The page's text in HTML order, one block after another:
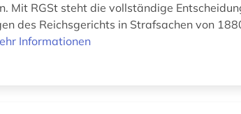
Mit RGSt steht die vollständige
des Reichsgerichts in Strafsachen von
Informationen